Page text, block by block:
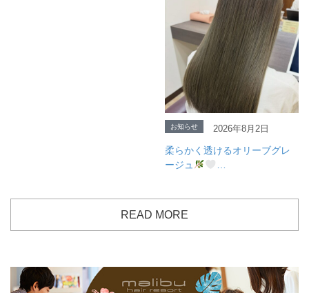
お知らせ 2026年8月2日
柔らかく透けるオリーブグレ
ージュ
…
READ MORE